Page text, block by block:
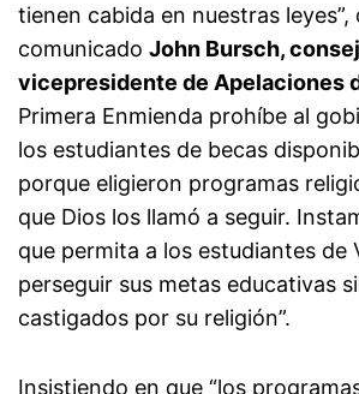
tienen cabida en nuestras leyes”,
comunicado John Bursch,
vicepresidente de Apelaciones
Primera Enmienda prohíbe al
los estudiantes de becas
porque eligieron programas
que Dios los llamó a seguir.
que permita a los estudiantes de
perseguir sus metas educativas
castigados por su religión”.
Insistiendo en que “los